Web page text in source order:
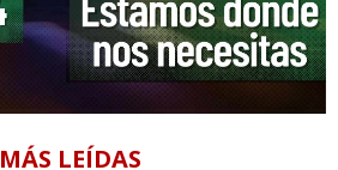
MÁS LEÍDAS